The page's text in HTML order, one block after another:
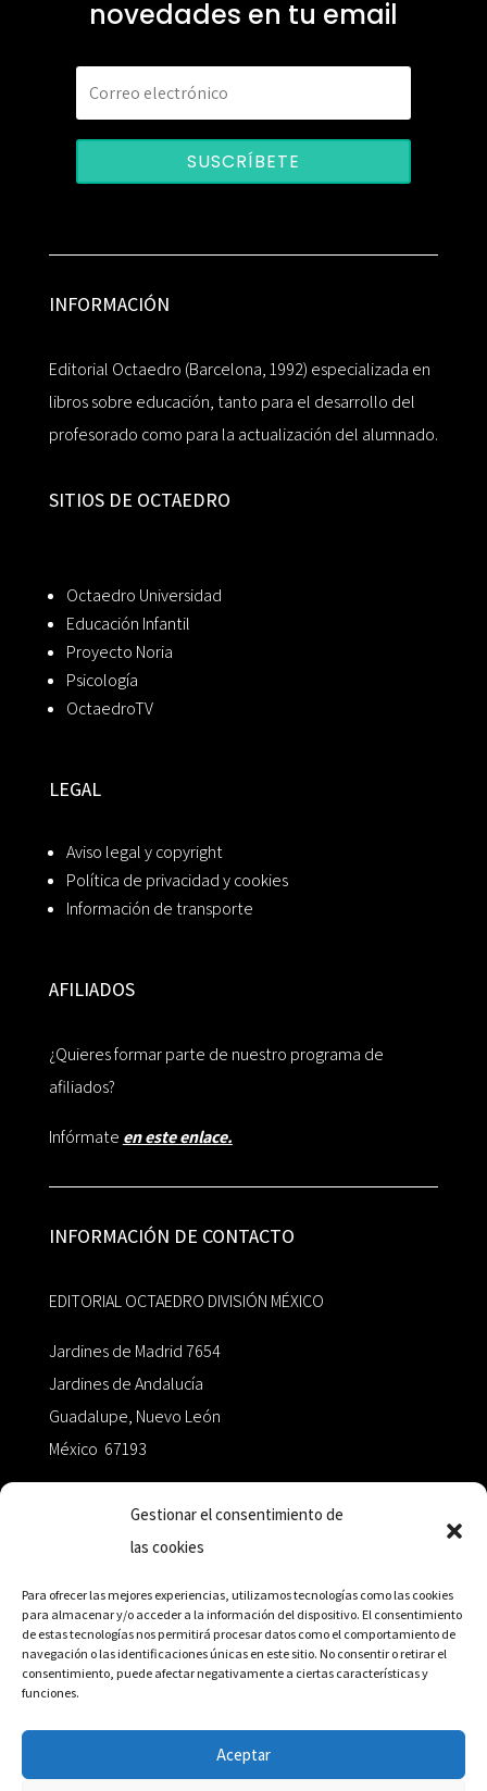
Gestionar el consentimiento de
las cookies
Para ofrecer las mejores experiencias, utilizamos tecnologías como las cookies
para almacenar y/o acceder a la información del dispositivo. El consentimiento
de estas tecnologías nos permitirá procesar datos como el comportamiento de
navegación o las identificaciones únicas en este sitio. No consentir o retirar el
consentimiento, puede afectar negativamente a ciertas características y
funciones.
Aceptar
novedades en tu email
SUSCRÍBETE
INFORMACIÓN
Editorial Octaedro (Barcelona, 1992) especializada en
libros sobre educación, tanto para el desarrollo del
profesorado como para la actualización del alumnado.
SITIOS DE OCTAEDRO
Octaedro Universidad
Educación Infantil
Proyecto Noria
Psicología
OctaedroTV
LEGAL
Aviso legal y copyright
Política de privacidad y cookies
Información de transporte
AFILIADOS
¿Quieres formar parte de nuestro programa de
afiliados?
Infórmate en este enlace.
INFORMACIÓN DE CONTACTO
EDITORIAL OCTAEDRO DIVISIÓN MÉXICO
Jardines de Madrid 7654
Jardines de Andalucía
Guadalupe, Nuevo León
México 67193
+52 811.499.5638
RED DE DISTRIBUCIÓN
Distribuidores en México y Octaedro internacional